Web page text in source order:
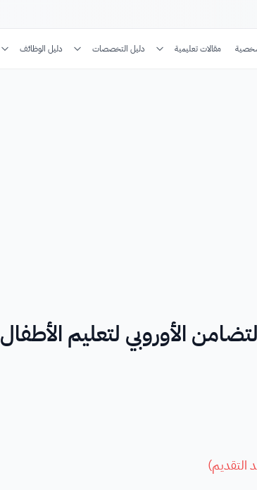
مقالات تعليمية دليل التخصصات دليل الوظائف
الأوروبي لتعليم الأطفال
التقديم)